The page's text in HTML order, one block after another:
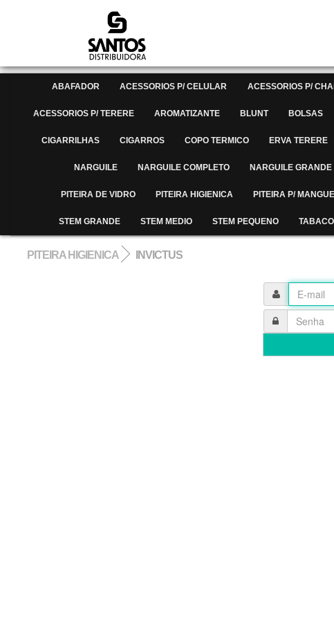
ABAFADOR ACESSORIOS P/ CELULAR ACESSORIOS P/
ACESSORIOS P/ TERERE AROMATIZANTE BLUNT BOLSAS
CIGARRILHAS CIGARROS COPO TERMICO ERVA TERERE
NARGUILE NARGUILE COMPLETO NARGUILE GRANDE
PITEIRA DE VIDRO PITEIRA HIGIENICA PITEIRA P/
STEM GRANDE STEM MEDIO STEM PEQUENO
PITEIRA HIGIENICA INVICTUS